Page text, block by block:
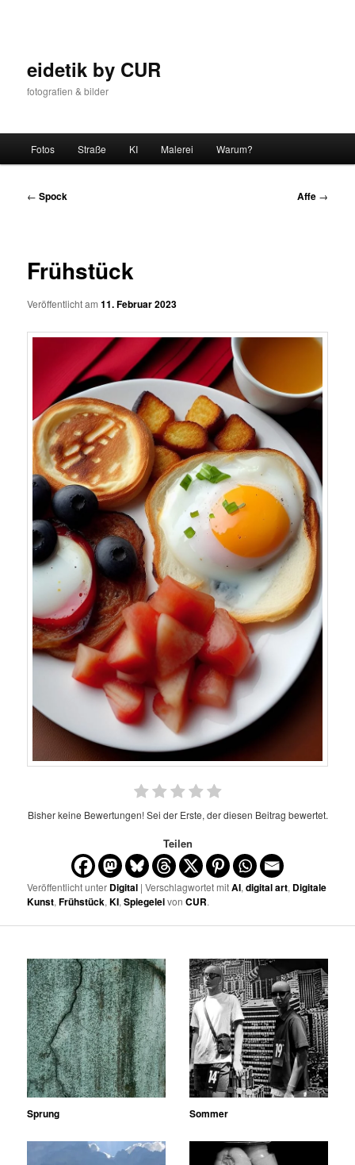
eidetik by CUR
fotografien & bilder
Fotos Straße KI Malerei Warum?
Beitrags-
← Spock Affe →
Frühstück
Veröffentlicht am11. Februar 2023
Bisher keine Bewertungen! Sei der Erste, der diesen Beitrag bewertet.
Teilen
Veröffentlicht unter Digital | Verschlagwortet mitAI,digital art, Digitale
Kunst,Frühstück,KI,SpiegeleivonCUR.
Sprung Sommer